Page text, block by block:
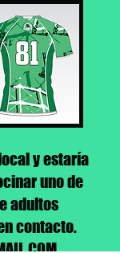
y estaría
uno de
adultos
contacto.